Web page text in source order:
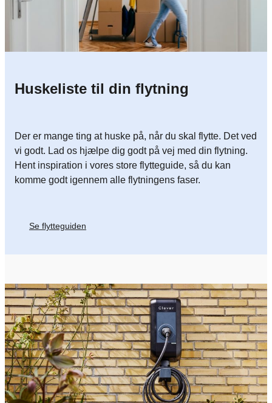
Huskeliste til din flytning
Der er mange ting at huske på, når du skal flytte. Det ved
vi godt. Lad os hjælpe dig godt på vej med din flytning.
Hent inspiration i vores store flytteguide, så du kan
komme godt igennem alle flytningens faser.
Se flytteguiden